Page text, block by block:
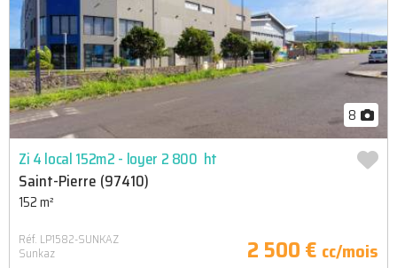
8
Zi 4 local 152m2 - loyer 2 800  ht
Saint-Pierre (97410)
152 m²
Réf. LP1582-SUNKAZ
Sunkaz 2 500 € cc/mois